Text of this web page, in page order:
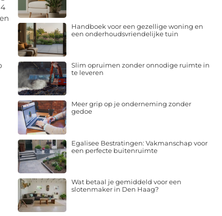
Handboek voor een gezellige woning en
een onderhoudsvriendelijke tuin
Slim opruimen zonder onnodige ruimte in
te leveren
Meer grip op je onderneming zonder
gedoe
Egalisee Bestratingen: Vakmanschap voor
een perfecte buitenruimte
Wat betaal je gemiddeld voor een
slotenmaker in Den Haag?